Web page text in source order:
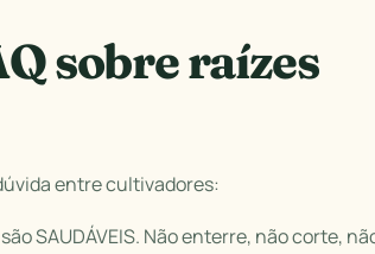
sobre raízes
entre cultivadores:
SAUDÁVEIS. Não enterre, não corte,